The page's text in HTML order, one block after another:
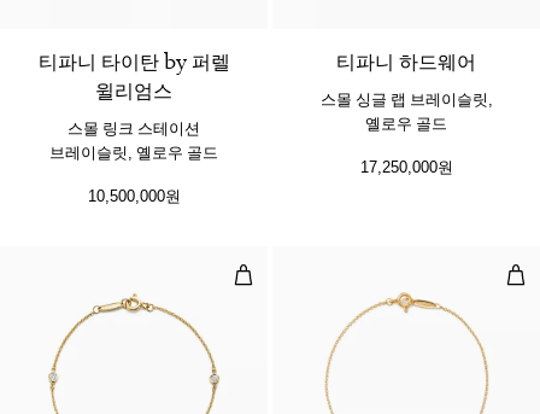
티파니 타이탄 by 퍼렐
윌리엄스
스몰 링크 스테이션
브레이슬릿, 옐로우 골드
10,500,000원
티파니 하드웨어
스몰 싱글 랩 브레이슬릿,
옐로우 골드
17,250,000원
다이아몬드 바이 더 야드™ 브레이다